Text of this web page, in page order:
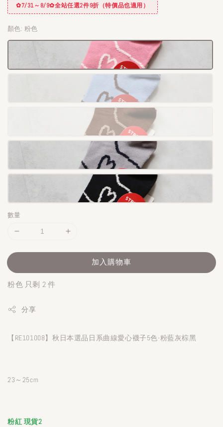
✿7/31～8/9✿全站任選2件9折（特價品也適用）
顏色: 粉色
數量
加入購物車
粉色 只剩 2 件
分享
【RE101008】秋日本選品日系曲線愛心襪子5色-粉藍灰棕黑
23～25cm
粉紅 現貨2